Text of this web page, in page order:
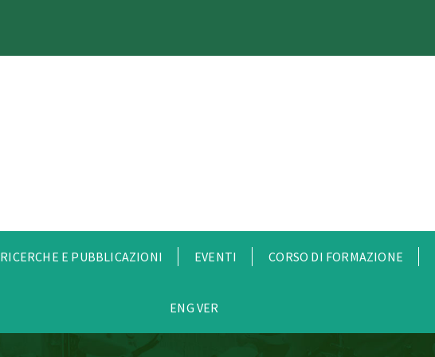
RICERCHE E PUBBLICAZIONI EVENTI CORSO DI FORMAZIONE
ENG VER